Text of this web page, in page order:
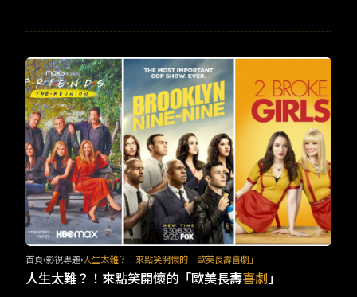
法討好；毛邦羽誤以為自已不值得被愛，更被父親不諒解不接受。
兩個邊緣人因為偵辦案件而成為搭檔，作為一部警匪動作喜劇 ，電
影巧妙運用靈異、同志等元素開闢新局，隨著劇情一再推進，這個
看似荒誕不羈的合作關係，竟真正反射出我們社會環境的不公。整
個社會充滿對於同志、階級以及花瓶的歧視，一方面卻又尊崇有毒
的沙文主義；整個社會教導著我們去愛，卻在更多的時間點教導我
們去恨，與自已不一樣的人，畢竟同樣生而為人，為何要以刻板印
象阻隔？即便議題略顯嚴肅，《關於我和鬼變成家人的那件事》的
節奏倒是很輕鬆寫意，像足了90年代的港片神采，是場華麗的吃到
飽盛宴，開頭的飛車特效略顯粗糙沒有關係，劇本連貫偶有瑕疵沒
有關係，那比較好萊塢百餘年以來擅長的事，這一部電影已經緊貼
我們的現今生活，這樣就夠了。故事來到最後，該離開的都離開，
該和解的已經和解，面泛油光白髮叢生的中年父親，看似永遠都不
諒解自己兒子，沒想到只是怕兒子受傷，其實喜歡男人或女人都沒
在其中挖掘出藝術價值，下里巴人也能是陽春白雪，只要你認真看
待。&nbsp;&nbsp;為了獲取名與利，你願意犧牲什麼？&nbsp;
《巴比倫》緊緊相扣達米恩的創作母題，為了成功必須不惜一切代
價，然則《進擊的鼓手》、《樂來越愛你》以及《登月先鋒》都千
錘百鍊迎向璀璨，《巴比倫》卻是迎接不得不面對的頹敗，整部電
影幾乎每個角色都有本，權傾一時的大牌明星傑克康拉德(布萊德彼
特 飾演)是約翰吉爾伯特，默片時代的巨星過度有聲時代後徹底過
氣；來自鄉下的性感女星妮莉拉洛伊(瑪格蘿比 飾演)則是擁有悲慘
童年的克拉拉寶；茱菲女士(李麗君 飾演)當然毫不意外的是首位好
萊塢華裔女星黃柳霜；至於男主角曼尼托雷斯(迪亞哥卡爾瓦 飾演)
則被認為是來自古巴的製片René Cardona，後期回到墨西哥繼續
打拼。然則，達米恩查澤雷對於好萊塢默片時代的凝視，自然不是
如《大藝術家》般的熱情洋溢，在他的鏡頭下，這段歷史更顯得深
首頁 影視專題 人生太難？！來點笑開懷的「歐美長壽喜劇」
人生太難？！來點笑開懷的「歐美長壽喜劇」